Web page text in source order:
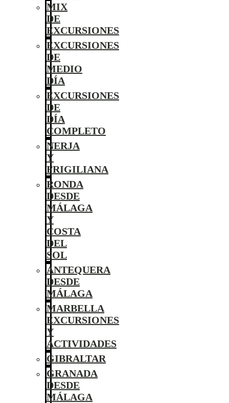
MIX
DE
EXCURSIONES
EXCURSIONES
DE
MEDIO
DÍA
EXCURSIONES
DE
DÍA
COMPLETO
NERJA
Y
FRIGILIANA
RONDA
DESDE
MÁLAGA
Y
COSTA
DEL
SOL
ANTEQUERA
DESDE
MÁLAGA
MARBELLA
EXCURSIONES
Y
ACTIVIDADES
GIBRALTAR
GRANADA
DESDE
MÁLAGA